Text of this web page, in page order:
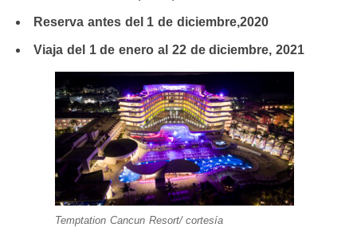
Reserva antes del 1 de diciembre,2020
Viaja del 1 de enero al 22 de diciembre, 2021
Temptation Cancun Resort/ cortesía